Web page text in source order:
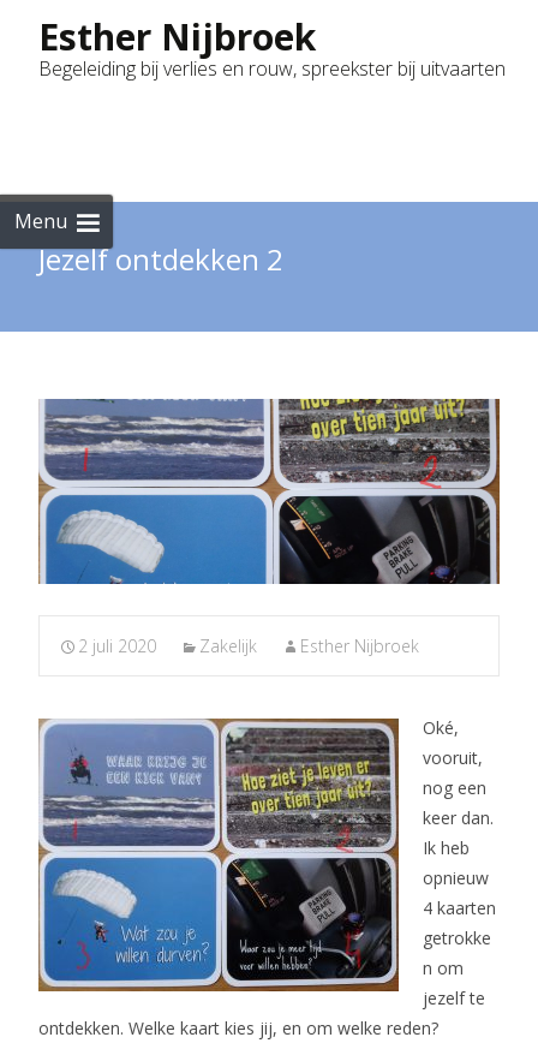
Esther Nijbroek
Begeleiding bij verlies en rouw, spreekster bij uitvaarten
Menu
Jezelf ontdekken 2
2 juli 2020 Zakelijk Esther Nijbroek
Oké,
vooruit,
nog een
keer dan.
Ik heb
opnieuw
4 kaarten
getrokke
n om
jezelf te
ontdekken. Welke kaart kies jij, en om welke reden?